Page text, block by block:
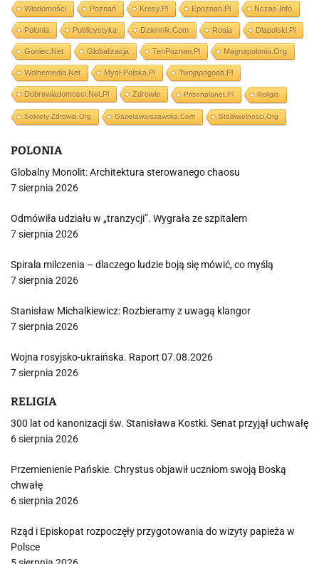
Wiadomości Poznań Kresy.pl Epoznan.pl Nczas.info
Polonia Publicystyka Dziennik.com Rosja Dlapolski.pl
Goniec.net Globalizacja TenPoznan.pl Magnapolonia.org
Wolnemedia.net Mysl-Polska.pl Twojapogoda.pl
Dobrewiadomosci.net.pl Zdrowie Prisonplanet.pl Religia
Sekrety-Zdrowia.org Gazetawarszawska.com Stolikwolnosci.org
POLONIA
Globalny Monolit: Architektura sterowanego chaosu
7 sierpnia 2026
Odmówiła udziału w „tranzycji”. Wygrała ze szpitalem
7 sierpnia 2026
Spirala milczenia – dlaczego ludzie boją się mówić, co myślą
7 sierpnia 2026
Stanisław Michalkiewicz: Rozbieramy z uwagą klangor
7 sierpnia 2026
Wojna rosyjsko-ukraińska. Raport 07.08.2026
7 sierpnia 2026
RELIGIA
300 lat od kanonizacji św. Stanisława Kostki. Senat przyjął uchwałę
6 sierpnia 2026
Przemienienie Pańskie. Chrystus objawił uczniom swoją Boską
chwałę
6 sierpnia 2026
Rząd i Episkopat rozpoczęły przygotowania do wizyty papieża w
Polsce